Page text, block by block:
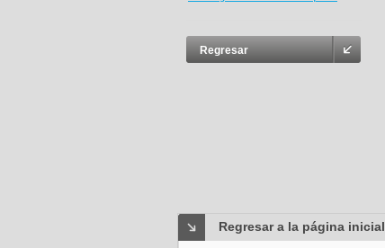
Regresar
Regresar a la página inicial